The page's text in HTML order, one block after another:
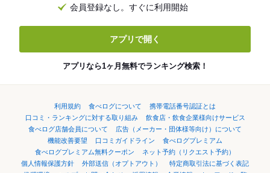
会員登録なし。すぐに利用開始
アプリで開く
アプリなら1ヶ月無料でランキング検索！
利用規約 食べログについて
携帯電話番号認証とは
口コミ・ランキングに対する取り組み
飲食店・飲食企業様向けサービス
食べログ店舗会員について
広告（メーカー・団体様等向け）について
機能改善要望
口コミガイドライン
食べログプレミアム
食べログプレミアム無料クーポン
ネット予約（リクエスト予約）
個人情報保護方針
外部送信（オプトアウト）
特定商取引法に基づく表記